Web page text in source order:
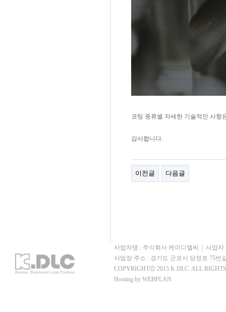
코팅 종류별 자세한 기술적인 사항
감사합니다.
이전글 다음글
사업자명 : 주식회사 케이디엘씨 | 사업자
사업장 주소 : 경기도 군포시 당정로 75번
COPYRIGHTⓒ 2015 K.DLC. ALL
Hosting by WEBPLAN